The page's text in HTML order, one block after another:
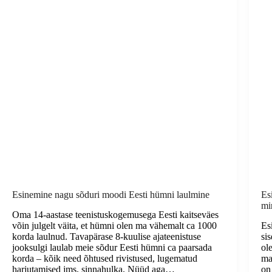
Esinemine nagu sõduri moodi Eesti hümni laulmine
Oma 14-aastase teenistuskogemusega Eesti kaitseväes
võin julgelt väita, et hümni olen ma vähemalt ca 1000
korda laulnud. Tavapärase 8-kuulise ajateenistuse
jooksulgi laulab meie sõdur Eesti hümni ca paarsada
korda – kõik need õhtused rivistused, lugematud
harjutamised jms. sinnahulka. Nüüd aga…